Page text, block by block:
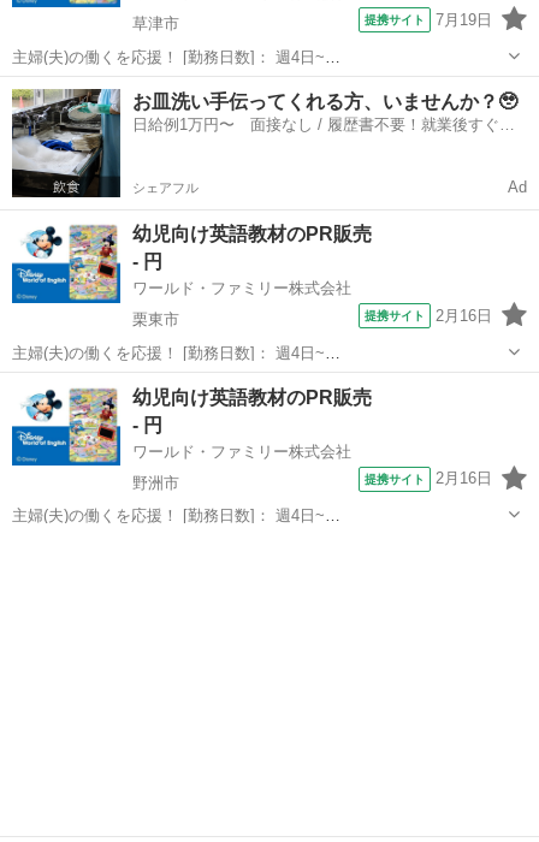
草津市
提携サイト 7月19日
主婦(夫)の働くを応援！ [勤務日数]： 週4日~
10:00~17:00/10:00~16:00/10:00~15:00/09:30~14:00 [勤務地・最寄
駅]： 滋賀県草津市 ※勤務エリア選択可 ワールド・ファ...
滋賀 草津市 営業
お皿洗い手伝ってくれる方、いませんか？🥹
日給例1万円〜 面接なし / 履歴書不要！就業後すぐに
シェアフル Ad
幼児向け英語教材のPR販売
- 円
ワールド・ファミリー株式会社
栗東市
提携サイト 2月16日
主婦(夫)の働くを応援！ [勤務日数]： 週4日~
10:00~17:00/10:00~16:00/10:00~15:00/09:30~14:00 [勤務地・最寄
駅]： 滋賀県栗東市 ※勤務エリア選択可 ワールド・ファ...
栗東市 営業
幼児向け英語教材のPR販売
- 円
ワールド・ファミリー株式会社
野洲市
提携サイト 2月16日
主婦(夫)の働くを応援！ [勤務日数]： 週4日~